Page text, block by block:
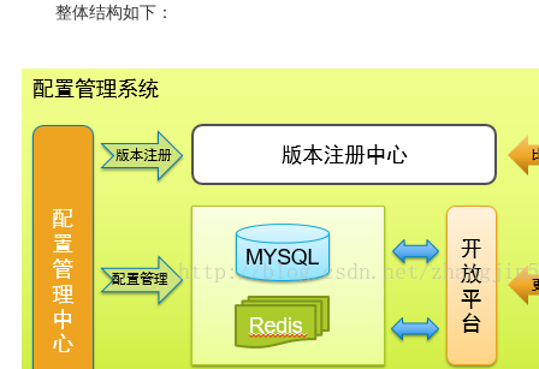
整体结构如下：